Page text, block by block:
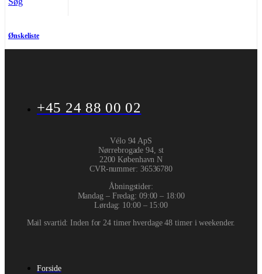
Ønskeliste
+45 24 88 00 02
Vélo 94 ApS
Nørrebrogade 94, st
2200 København N
CVR-nummer: 36536780
Åbningstider:
Mandag – Fredag: 09:00 – 18:00
Lørdag: 10:00 – 15:00
Mail svartid: Inden for 24 timer hverdage 48 timer i weekender.
Forside